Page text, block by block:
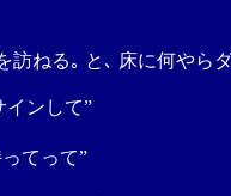
訪ねる｡ と､ 床に何やら
インして”
てって”